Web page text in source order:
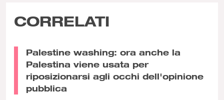
CORRELATI
Palestine washing: ora anche la
Palestina viene usata per
riposizionarsi agli occhi dell'opinione
pubblica